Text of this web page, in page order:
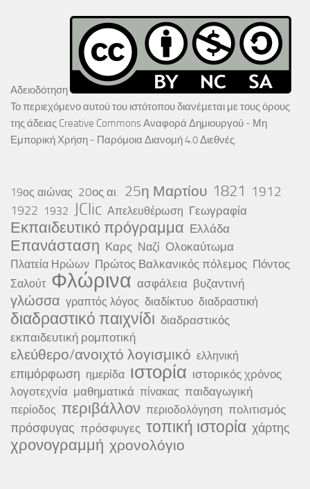
Αδειοδότηση
Το περιεχόμενο αυτού του ιστότοπου διανέμεται με τους όρους
της άδειας Creative Commons Αναφορά Δημιουργού - Μη
Εμπορική Χρήση - Παρόμοια Διανομή 4.0 Διεθνές.
19ος αιώνας 20ος αι. 25η Μαρτίου 1821 1912
1922 1932 JClic Απελευθέρωση Γεωγραφία
Εκπαιδευτικό πρόγραμμα Ελλάδα
Επανάσταση Καρς Ναζί Ολοκαύτωμα
Πλατεία Ηρώων Πρώτος Βαλκανικός πόλεμος Πόντος
Σαλούτ Φλώρινα ασφάλεια βυζαντινή
γλώσσα γραπτός λόγος διαδίκτυο διαδραστική
διαδραστικό παιχνίδι διαδραστικός
εκπαιδευτική ρομποτική
ελεύθερο/ανοιχτό λογισμικό ελληνική
επιμόρφωση ημερίδα ιστορία ιστορικός χρόνος
λογοτεχνία μαθηματικά πίνακας παιδαγωγική
περίοδος περιβάλλον περιοδολόγηση πολιτισμός
πρόσφυγας πρόσφυγες τοπική ιστορία χάρτης
χρονογραμμή χρονολόγιο